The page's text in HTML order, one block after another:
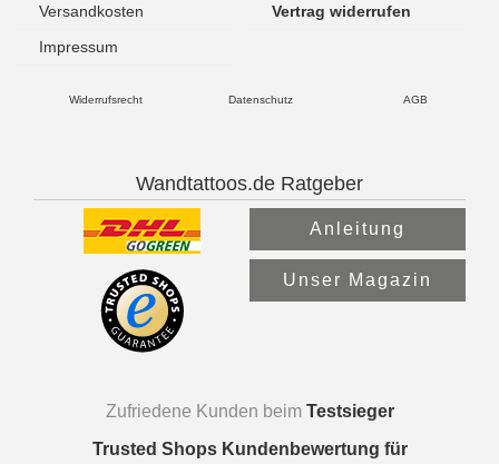
Versandkosten
Vertrag widerrufen
Impressum
Widerrufsrecht Datenschutz AGB
Wandtattoos.de Ratgeber
Anleitung
Unser Magazin
Zufriedene Kunden beim Testsieger
Trusted Shops Kundenbewertung für